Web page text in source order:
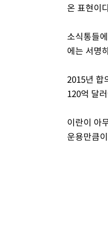
온 표현이
소식통들
에는 서명
2015년 합
120억 달
이란이 아
운용만큼